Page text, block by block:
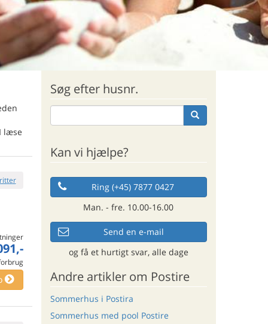
læse
Søg efter husnr.
Kan vi hjælpe?
Ring (+45) 7877 0427
Man. - fre. 10.00-16.00
Send en e-mail
og få et hurtigt svar, alle dage
Andre artikler om Postire
Sommerhus i Postira
Sommerhus med pool Postire